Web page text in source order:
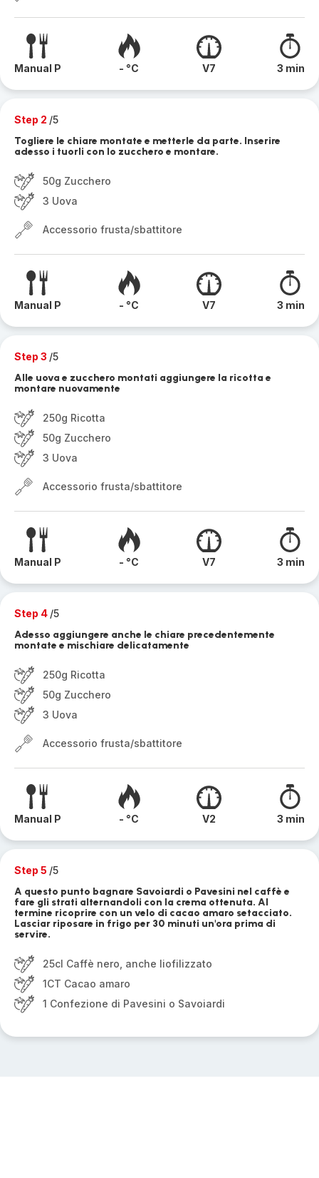
Manual P - °C V7 3 min
Step 2 /5
Togliere le chiare montate e metterle da parte. Inserire
adesso i tuorli con lo zucchero e montare.
50g Zucchero
3 Uova
Accessorio frusta/sbattitore
Manual P - °C V7 3 min
Step 3 /5
Alle uova e zucchero montati aggiungere la ricotta e
montare nuovamente
250g Ricotta
50g Zucchero
3 Uova
Accessorio frusta/sbattitore
Manual P - °C V7 3 min
Step 4 /5
Adesso aggiungere anche le chiare precedentemente
montate e mischiare delicatamente
250g Ricotta
50g Zucchero
3 Uova
Accessorio frusta/sbattitore
Manual P - °C V2 3 min
Step 5 /5
A questo punto bagnare Savoiardi o Pavesini nel caffè e
fare gli strati alternandoli con la crema ottenuta. Al
termine ricoprire con un velo di cacao amaro setacciato.
Lasciar riposare in frigo per 30 minuti un'ora prima di
servire.
25cl Caffè nero, anche liofilizzato
1CT Cacao amaro
1 Confezione di Pavesini o Savoiardi